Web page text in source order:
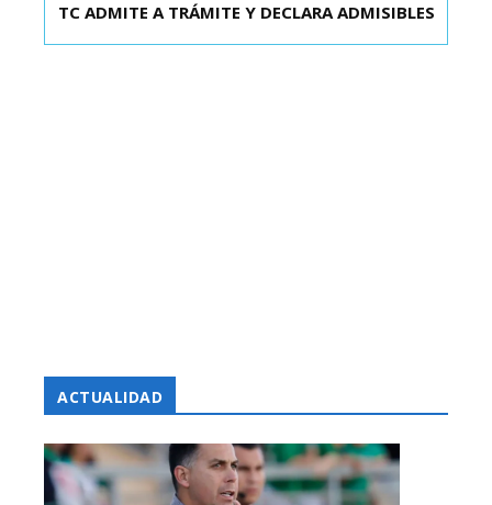
EXDIPUTADO LAVÍN SALIÓ DE CAPITÁN YÁBER
TC ADMITE A TRÁMITE Y DECLARA ADMISIBLES
ACTUALIDAD